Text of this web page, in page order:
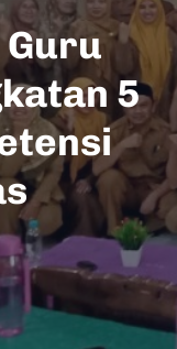
Guru
5